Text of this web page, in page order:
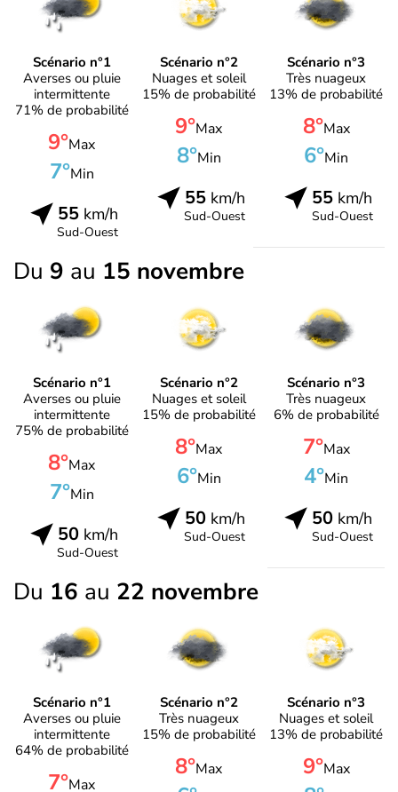
Scénario n°1
Averses ou pluie
intermittente
71% de probabilité
9°Max
7°Min
55km/h
Sud-Ouest
Scénario n°2
Nuages et soleil
15% de probabilité
9°Max
8°Min
55km/h
Sud-Ouest
Scénario n°3
Très nuageux
13% de probabilité
8°Max
6°Min
55 km/h
Sud-Ouest
Du 9 au 15 novembre
Scénario n°1
Averses ou pluie
intermittente
75% de probabilité
8°Max
7°Min
50km/h
Sud-Ouest
Scénario n°2
Nuages et soleil
15% de probabilité
8°Max
6°Min
50km/h
Sud-Ouest
Scénario n°3
Très nuageux
6% de probabilité
7°Max
4°Min
50 km/h
Sud-Ouest
Du 16 au 22 novembre
Scénario n°1
Averses ou pluie
intermittente
64% de probabilité
7°Max
Scénario n°2
Très nuageux
15% de probabilité
8°Max
Scénario n°3
Nuages et soleil
13% de probabilité
9°Max